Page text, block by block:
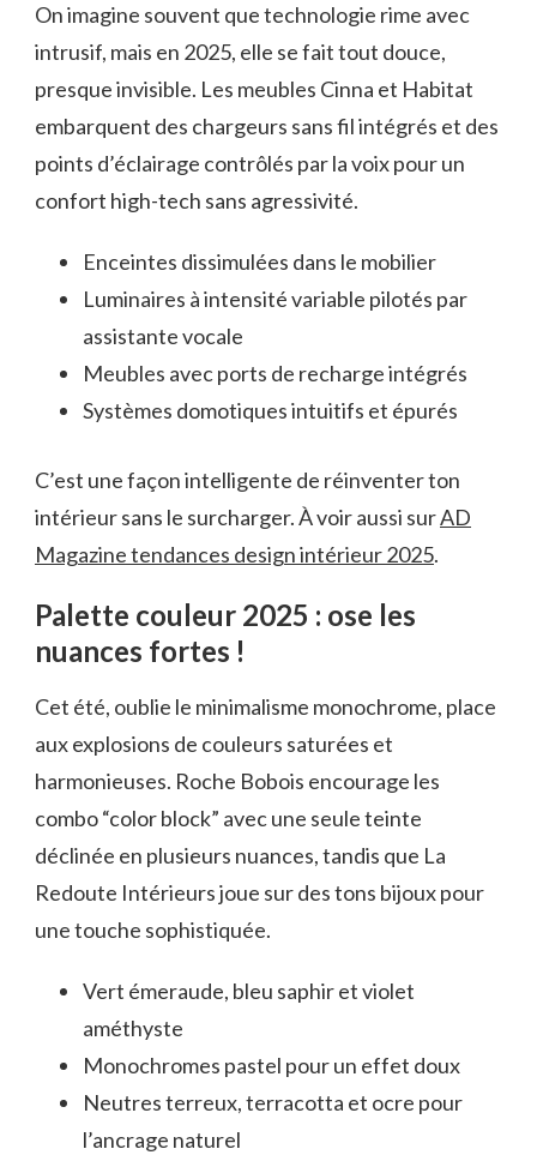
On imagine souvent que technologie rime avec
intrusif, mais en 2025, elle se fait tout douce,
presque invisible. Les meubles Cinna et Habitat
embarquent des chargeurs sans fil intégrés et des
points d’éclairage contrôlés par la voix pour un
confort high-tech sans agressivité.
Enceintes dissimulées dans le mobilier
Luminaires à intensité variable pilotés par
assistante vocale
Meubles avec ports de recharge intégrés
Systèmes domotiques intuitifs et épurés
C’est une façon intelligente de réinventer ton
intérieur sans le surcharger. À voir aussi surAD
Magazine tendances design intérieur 2025.
Palette couleur 2025 : ose les
nuances fortes !
Cet été, oublie le minimalisme monochrome, place
aux explosions de couleurs saturées et
harmonieuses. Roche Bobois encourage les
combo “color block” avec une seule teinte
déclinée en plusieurs nuances, tandis que La
Redoute Intérieurs joue sur des tons bijoux pour
une touche sophistiquée.
Vert émeraude, bleu saphir et violet
améthyste
Monochromes pastel pour un effet doux
Neutres terreux, terracotta et ocre pour
l’ancrage naturel